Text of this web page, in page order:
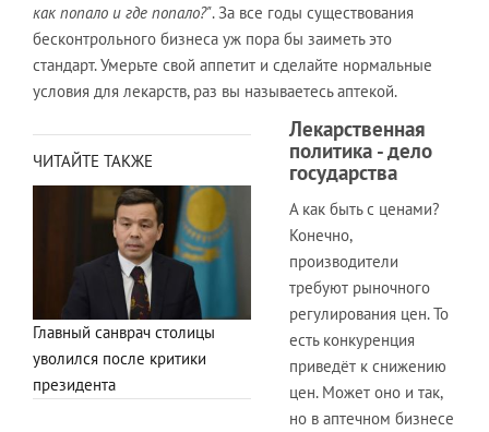
как попало и где попало?". За все годы существования
бесконтрольного бизнеса уж пора бы заиметь это
стандарт. Умерьте свой аппетит и сделайте нормальные
условия для лекарств, раз вы называетесь аптекой.
ЧИТАЙТЕ ТАКЖЕ
Главный санврач столицы
уволился после критики
президента
Лекарственная
политика - дело
государства
А как быть с ценами?
Конечно,
производители
требуют рыночного
регулирования цен. То
есть конкуренция
приведёт к снижению
цен. Может оно и так,
но в аптечном бизнесе